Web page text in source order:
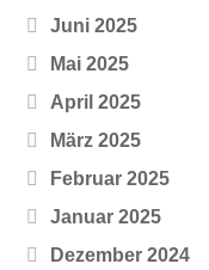
Juni 2025
Mai 2025
April 2025
März 2025
Februar 2025
Januar 2025
Dezember 2024